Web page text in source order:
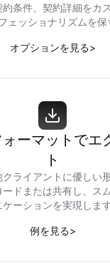
条件、契約詳細をカ
ェッショナリズムを保
オプションを見る>
ーマットでエ
ト
クライアントに優しい
ードまたは共有し、ス
ケーションを実現します
例を見る>